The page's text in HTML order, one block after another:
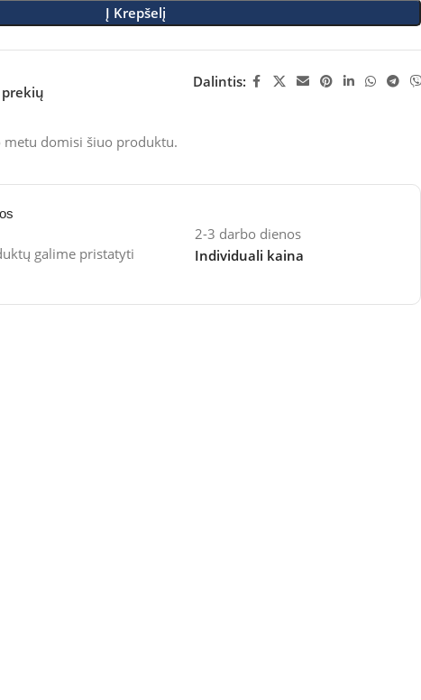
Į Krepšelį
Dalintis:
metu domisi šiuo produktu.
galime pristatyti
2-3 darbo dienos
Individuali kaina